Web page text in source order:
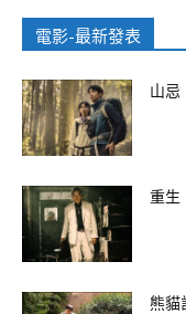
電影-最新發表
山忌
重生
熊貓